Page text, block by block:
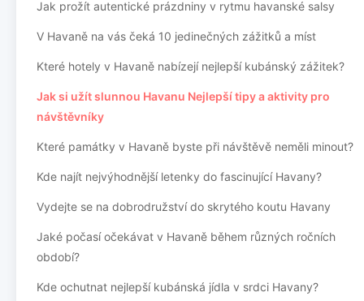
Jak prožít autentické prázdniny v rytmu havanské salsy
V Havaně na vás čeká 10 jedinečných zážitků a míst
Které hotely v Havaně nabízejí nejlepší kubánský zážitek?
Jak si užít slunnou Havanu Nejlepší tipy a aktivity pro
návštěvníky
Které památky v Havaně byste při návštěvě neměli minout?
Kde najít nejvýhodnější letenky do fascinující Havany?
Vydejte se na dobrodružství do skrytého koutu Havany
Jaké počasí očekávat v Havaně během různých ročních
období?
Kde ochutnat nejlepší kubánská jídla v srdci Havany?